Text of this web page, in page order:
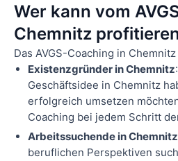
Wer kann vom
Chemnitz
Das AVGS-Coaching in
Existenzgründer in Chemnitz
Geschäftsidee in Chemnitz
erfolgreich umsetzen
Coaching bei jedem Schritt
Arbeitssuchende in Chemnitz
beruflichen Perspektiven